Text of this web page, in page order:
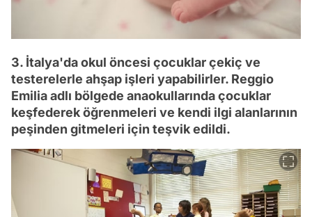
3. İtalya'da okul öncesi çocuklar çekiç ve
testerelerle ahşap işleri yapabilirler. Reggio
Emilia adlı bölgede anaokullarında çocuklar
keşfederek öğrenmeleri ve kendi ilgi alanlarının
peşinden gitmeleri için teşvik edildi.